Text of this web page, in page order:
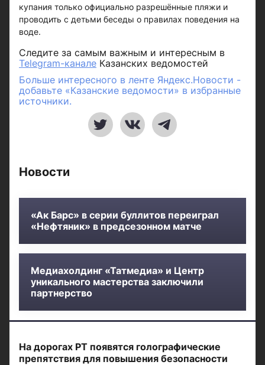
купания только официально разрешённые пляжи и
проводить с детьми беседы о правилах поведения на
воде.
Следите за самым важным и интересным в
Telegram-канале Казанских ведомостей
Больше интересного в ленте Яндекс.Новости -
добавьте «Казанские ведомости» в избранные
источники.
Новости
«Ак Барс» в серии буллитов переиграл
«Нефтяник» в предсезонном матче
Медиахолдинг «Татмедиа» и Центр
уникального мастерства заключили
партнерство
На дорогах РТ появятся голографические
препятствия для повышения безопасности